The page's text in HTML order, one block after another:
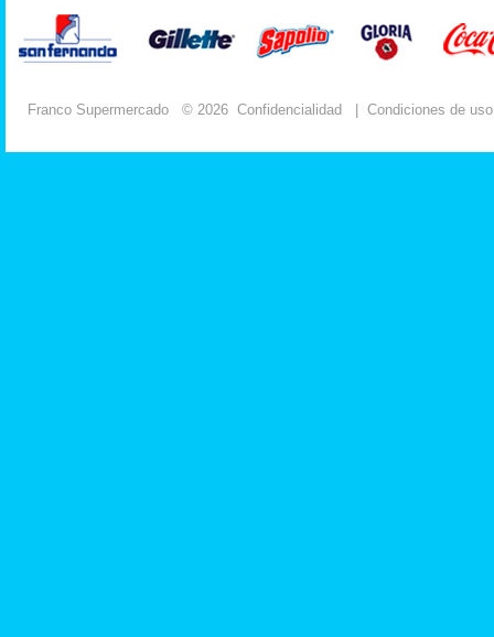
Franco Supermercado © 2026 Confidencialidad Condiciones de uso